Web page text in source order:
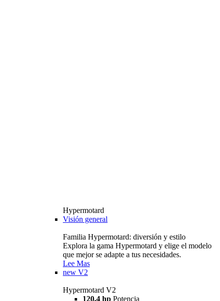
Hypermotard
Visión general
Familia Hypermotard: diversión y estilo
Explora la gama Hypermotard y elige el modelo
que mejor se adapte a tus necesidades.
Lee Mas
new V2
Hypermotard V2
120,4 hp Potencia